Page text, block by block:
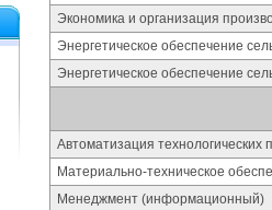
Экономика и организация
Энергетическое обеспечение
Энергетическое обеспечение
Автоматизация технологических
Материально-техническое
Менеджмент (информационный)